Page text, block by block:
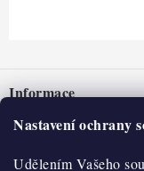
Nastavení ochrany
Udělením Vašeho
pInformace
Nepřevzetí zásilky na
Obchodní podmínky
O nás